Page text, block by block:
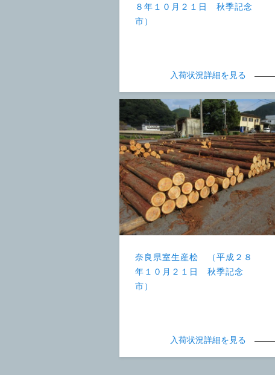
８年１０月２１日 秋季記念
市）
入荷状況詳細を見る
奈良県室生産桧 （平成２８
年１０月２１日 秋季記念
市）
入荷状況詳細を見る